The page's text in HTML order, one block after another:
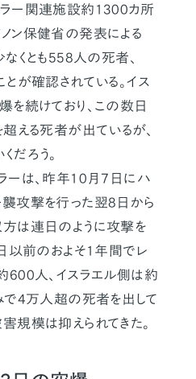
ラー関連施設約1300カ所
ン保健省の発表による
くとも558人の死者、
が確認されている。イス
続けており、この数日
える死者が出ているが、
だろう。
ーは、昨年10月7日にハ
攻撃を行った翌8日から
は連日のように攻撃を
以前のおよそ1年間でレ
600人、イスラエル側は約
で4万人超の死者を出して
規模は抑えられてきた。